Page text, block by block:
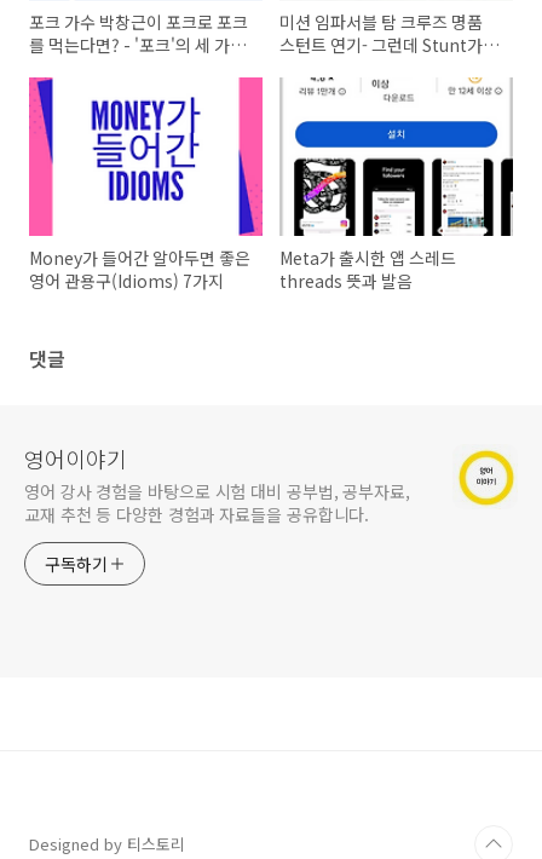
포크 가수 박창근이 포크로 포크
를 먹는다면? - '포크'의 세 가지
미션 임파서블 탐 크루즈 명품
스턴트 연기- 그런데 Stunt가
Money가 들어간 알아두면 좋은
영어 관용구(Idioms) 7가지
Meta가 출시한 앱 스레드
threads 뜻과 발음
댓글
영어이야기
영어 강사 경험을 바탕으로 시험 대비 공부법, 공부자료,
교재 추천 등 다양한 경험과 자료들을 공유합니다.
구독하기
Designed by 티스토리